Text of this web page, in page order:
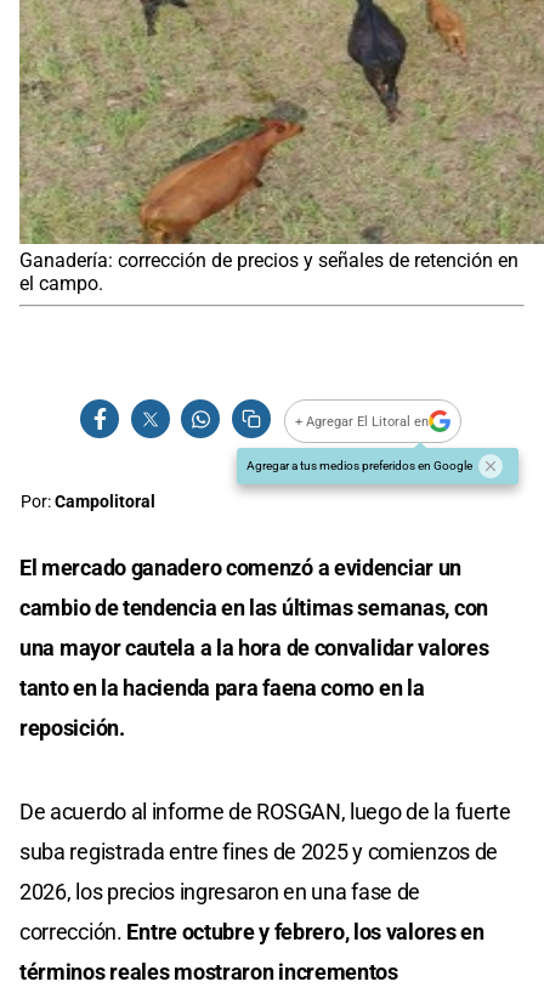
Ganadería: corrección de precios y señales de retención en
el campo.
+ Agregar El Litoral en
Agregar a tus medios preferidos en Google
Por:Campolitoral
El mercado ganadero comenzó a evidenciar un
cambio de tendencia en las últimas semanas, con
una mayor cautela a la hora de convalidar valores
tanto en la hacienda para faena como en la
reposición.
De acuerdo al informe de ROSGAN, luego de la fuerte
suba registrada entre fines de 2025 y comienzos de
2026, los precios ingresaron en una fase de
corrección. Entre octubre y febrero, los valores en
términos reales mostraron incrementos